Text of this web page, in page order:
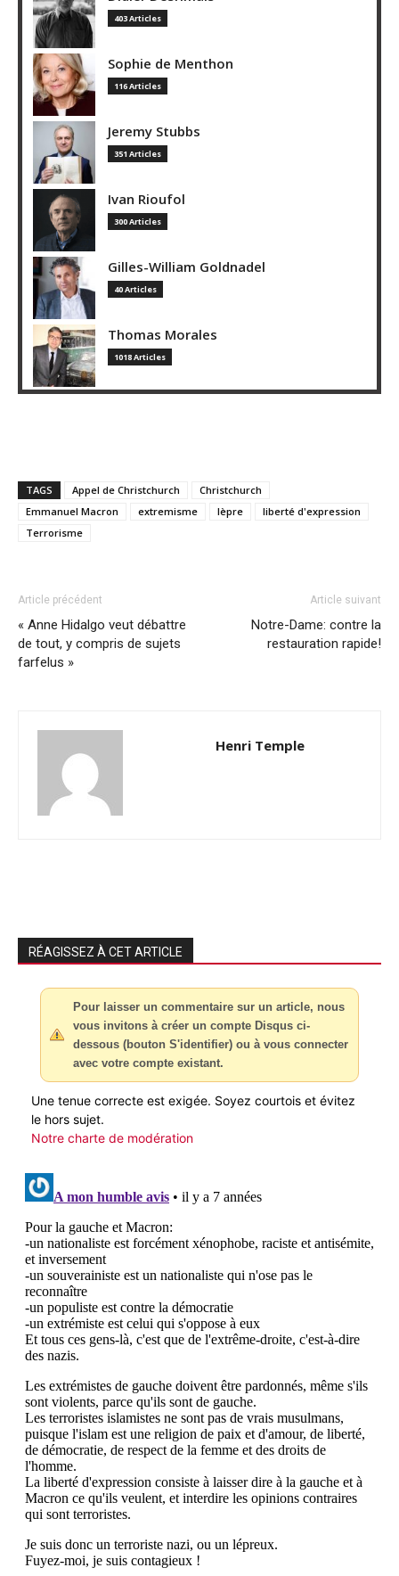
403 Articles
Sophie de Menthon
116 Articles
Jeremy Stubbs
351 Articles
Ivan Rioufol
300 Articles
Gilles-William Goldnadel
40 Articles
Thomas Morales
1018 Articles
TAGS Appel de Christchurch
Christchurch
Emmanuel Macron
extremisme lèpre
liberté d'expression
Terrorisme
Article précédent
« Anne Hidalgo veut débattre
de tout, y compris de sujets
farfelus »
Article suivant
Notre-Dame: contre la
restauration rapide!
Henri Temple
RÉAGISSEZ À CET ARTICLE
Pour laisser un commentaire sur un article, nous
vous invitons à créer un compte Disqus ci-
dessous (bouton S'identifier) ou à vous connecter
avec votre compte existant.
Une tenue correcte est exigée. Soyez courtois et évitez
le hors sujet.
Notre charte de modération